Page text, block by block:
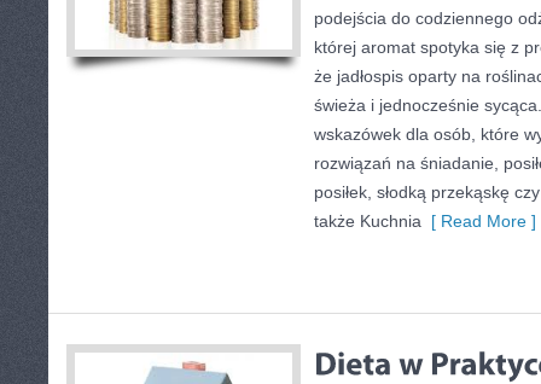
podejścia do codziennego
której aromat spotyka się z
że jadłospis oparty na
świeża i jednocześnie
wskazówek dla osób, które
rozwiązań na śniadanie,
posiłek, słodką przekąskę
także Kuchnia [ Read More ]